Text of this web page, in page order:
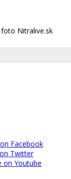
foto Nitralive.sk
Facebook
Twitter
on Youtube